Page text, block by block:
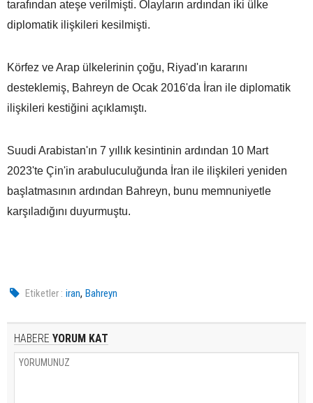
tarafından ateşe verilmişti. Olayların ardından iki ülke
diplomatik ilişkileri kesilmişti.
Körfez ve Arap ülkelerinin çoğu, Riyad'ın kararını
desteklemiş, Bahreyn de Ocak 2016'da İran ile diplomatik
ilişkileri kestiğini açıklamıştı.
Suudi Arabistan'ın 7 yıllık kesintinin ardından 10 Mart
2023'te Çin'in arabuluculuğunda İran ile ilişkileri yeniden
başlatmasının ardından Bahreyn, bunu memnuniyetle
karşıladığını duyurmuştu.
Etiketler : iran,Bahreyn
HABERE YORUM KAT